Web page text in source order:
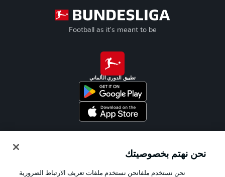
Football as it's meant to be
تطبيق الدوري الألماني
نحن نهتم بخصوصيتك
نحن نستخدم ملفانحن نستخدم ملفات تعريف الارتباط الضرورية